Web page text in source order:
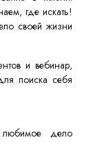
где искать!
своей жизни
и вебинар,
поиска себя
любимое дело